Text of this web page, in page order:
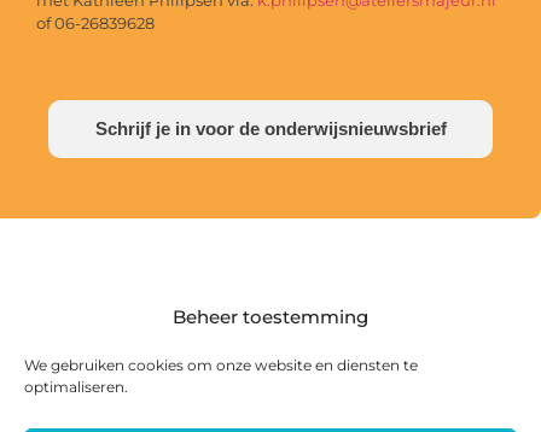
Beheer toestemming
We gebruiken cookies om onze website en diensten te
optimaliseren.
of 06-26839628
Schrijf je in voor de onderwijsnieuwsbrief